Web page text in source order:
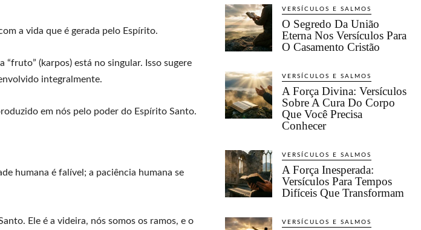
a vida que é gerada pelo Espírito.
(karpos) está no singular. Isso sugere
integralmente.
em nós pelo poder do Espírito Santo.
humana é falível; a paciência humana se
Ele é a videira, nós somos os ramos, e o
VERSÍCULOS E SALMOS
O Segredo Da União
Eterna Nos Versículos Para
O Casamento Cristão
VERSÍCULOS E SALMOS
A Força Divina: Versículos
Sobre A Cura Do Corpo
Que Você Precisa
Conhecer
VERSÍCULOS E SALMOS
A Força Inesperada:
Versículos Para Tempos
Difíceis Que Transformam
VERSÍCULOS E SALMOS